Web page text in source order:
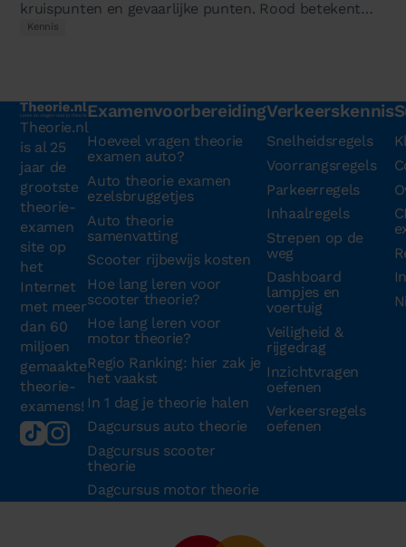
kruispunten en gevaarlijke punten. Rood betekent
stop, geel betekent stop tenzij dat…
Kennis
Theorie.nl
is al 25
jaar de
grootste
theorie-
examen
site op
het
Internet
met meer
dan 60
miljoen
gemaakte
theorie-
examens!
Examenvoorbereiding
Hoeveel vragen theorie
examen auto?
Auto theorie examen
ezelsbruggetjes
Auto theorie
samenvatting
Scooter rijbewijs kosten
Hoe lang leren voor
scooter theorie?
Hoe lang leren voor
motor theorie?
Regio Ranking: hier zak je
het vaakst
In 1 dag je theorie halen
Dagcursus auto theorie
Dagcursus scooter
theorie
Dagcursus motor theorie
Verkeerskennis
Snelheidsregels
Voorrangsregels
Parkeerregels
Inhaalregels
Strepen op de
weg
Dashboard
lampjes en
voertuig
Veiligheid &
rijgedrag
Inzichtvragen
oefenen
Verkeersregels
oefenen